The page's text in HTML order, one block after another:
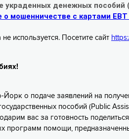
украденных денежных пособий
мошенничестве с картами EBT
используется. Посетите сайт
о подаче заявлений на
пособий (Public
вас за готовность
программ помощи,